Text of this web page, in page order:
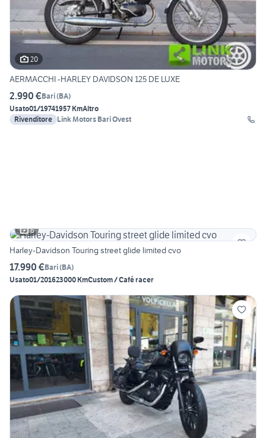
20
AERMACCHI -HARLEY DAVIDSON 125 DE LUXE
2.990 €Bari(BA)
Usato01/19741957 KmAltro
Rivenditore Link Motors Bari Ovest
6
Harley-Davidson Touring street glide limited cvo
17.990 €Bari(BA)
Usato01/201623000 KmCustom / Café racer